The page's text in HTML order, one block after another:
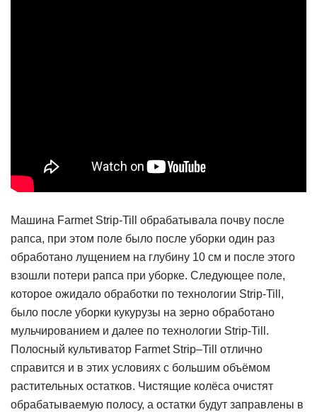
Машина Farmet Strip-Till обрабатывала почву после
рапса, при этом поле было после уборки один раз
обработано лущением на глубину 10 см и после этого
взошли потери рапса при уборке. Следующее поле,
которое ожидало обработки по технологии Strip-Till,
было после уборки кукурузы на зерно обработано
мульчированием и далее по технологии Strip-Till.
Полосный культиватор Farmet Strip–Till отлично
справится и в этих условиях с большим объёмом
растительных остатков. Чистящие колёса очистят
обрабатываемую полосу, а остатки будут заправлены в